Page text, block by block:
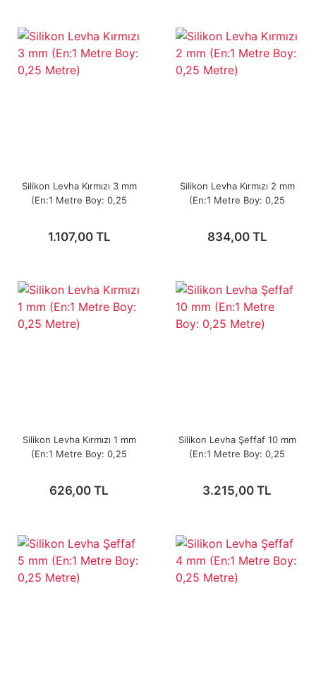
Silikon Levha Kırmızı 3 mm
(En:1 Metre Boy: 0,25
1.107,00 TL
Silikon Levha Kırmızı 2 mm
(En:1 Metre Boy: 0,25
834,00 TL
Silikon Levha Kırmızı 1 mm
(En:1 Metre Boy: 0,25
626,00 TL
Silikon Levha Şeffaf 10 mm
(En:1 Metre Boy: 0,25
3.215,00 TL